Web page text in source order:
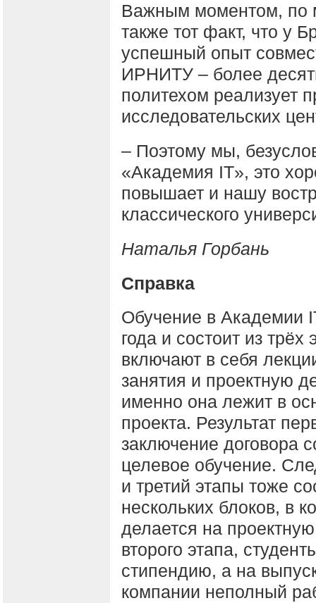
Важным моментом, по
также тот факт, что у
успешный опыт
ИРНИТУ – более
политехом реализует
исследовательских
– Поэтому мы,
«Академия IT», это
повышает и нашу
классического
Наталья Горбань
Справка
Обучение в Академии
года и состоит из трёх
включают в себя
занятия и проектную
именно она лежит в
проекта. Результат
заключение договора
целевое обучение.
и третий этапы тоже
нескольких блоков, в
делается на
второго этапа,
стипендию, а на
компании неполный